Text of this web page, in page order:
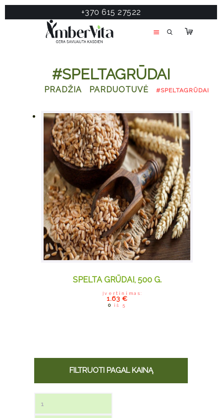
+370 615 27522
#SPELTAGRŪDAI
PRADŽIA PARDUOTUVĖ #SPELTAGRŪDAI
PASLAUGOS
PRODUKTAI
APIE MANE
KONTAKTAI
SPELTA GRŪDAI, 500 G.
Įvertinimas:
0 iš 5
1.63 €
FILTRUOTI PAGAL KAINĄ
Min kaina